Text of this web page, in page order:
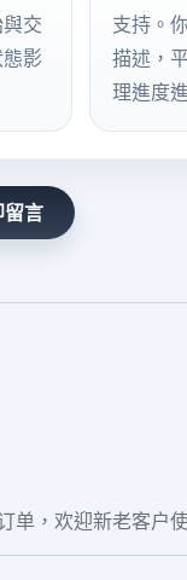
交
影
支持。
描述，
理進度
言
，欢迎新老客户使